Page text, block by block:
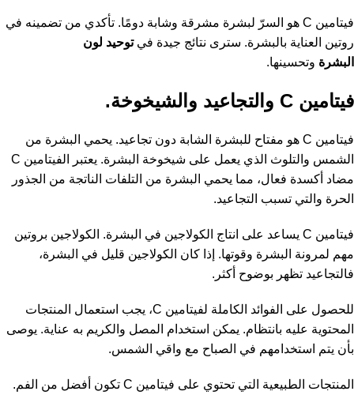
فيتامين C هو السرّ لبشرة مشرقة وشابة دومًا. تأكدي من تضمينه في
روتين العناية بالبشرة. سترى نتائج جيدة فيتوحيد لون
البشرة وتحسينها.
فيتامين C والتجاعيد والشيخوخة.
فيتامين C هو مفتاح للبشرة الشابة دون تجاعيد. يحمي البشرة من
الشمس والتلوث الذي يعمل على شيخوخة البشرة. يعتبر الفيتامين C
مضاد أكسدة فعال، مما يحمي البشرة من التلفات الناتجة من الجذور
الحرة والتي تسبب التجاعيد.
فيتامين C يساعد على انتاج الكولاجين في البشرة. الكولاجين بروتين
مهم لمرونة البشرة وقوتها. إذا كان الكولاجين قليل في البشرة،
فالتجاعيد تظهر بوضوح أكثر.
للحصول على الفوائد الكاملة لفيتامين C، يجب استعمال المنتجات
المحتوية عليه بانتظام. يمكن استخدام المصل والكريم به عناية. يوصى
بأن يتم استخدامهم في الصباح مع واقي الشمس.
المنتجات الطبيعية التي تحتوي على فيتامين C تكون أفضل من الفم.